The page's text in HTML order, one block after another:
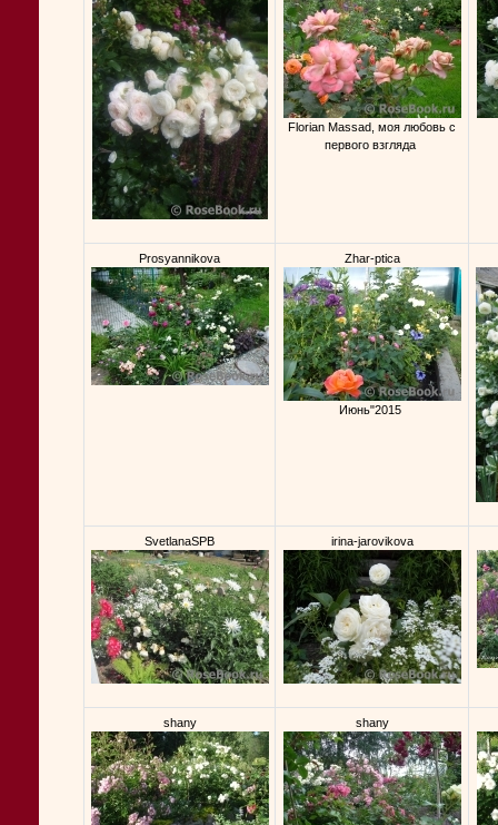
Florian Massad, моя любовь с
первого взгляда
Prosyannikova Zhar-ptica
Июнь"2015
SvetlanaSPB irina-jarovikova
shany shany